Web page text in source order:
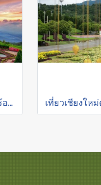
เที่ยวเชียงใหม่ด้วยรถตู้พร้อมคนขับ "อุทยานแห่งชาติดอยอินทนนท์"